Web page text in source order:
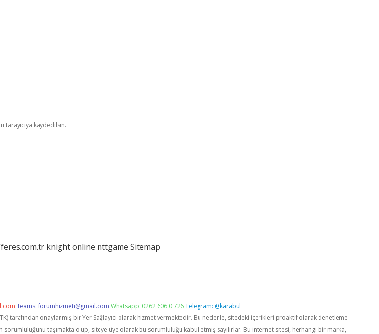
tarayıcıya kaydedilsin.
knight online nttgame Sitemap
Teams:forumhizmeti@gmail.com Whatsapp: 0262 606 0 726Telegram: @karabul
tarafından onaylanmış bir Yer Sağlayıcı olarak hizmet vermektedir. Bu nedenle, sitedeki içerikleri proaktif olarak denetleme
taşımakta olup, siteye üye olarak bu sorumluluğu kabul etmiş sayılırlar. Bu internet sitesi, herhangi bir marka,